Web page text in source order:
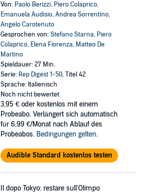
Von: Paolo Berizzi, Piero Colaprico,
Emanuela Audisio,Andrea Sorrentino,
Angelo Carotenuto
Gesprochen von:Stefano Starna, Piero
Colaprico, Elena Fiorenza, Matteo De
Martino
Spieldauer: 27 Min.
Serie: Rep Digest 1-50, Titel 42
Sprache: Italienisch
Noch nicht bewertet
3,95 € oder kostenlos mit einem
Probeabo. Verlängert sich automatisch
für 6,99 €/Monat nach Ablauf des
Probeabos. Bedingungen gelten.
Audible Standard kostenlos testen
Il dopo Tokyo: restare sull'Olimpo